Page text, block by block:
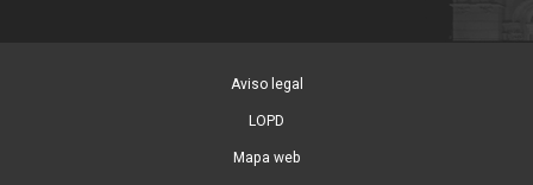
Aviso legal
LOPD
Mapa web